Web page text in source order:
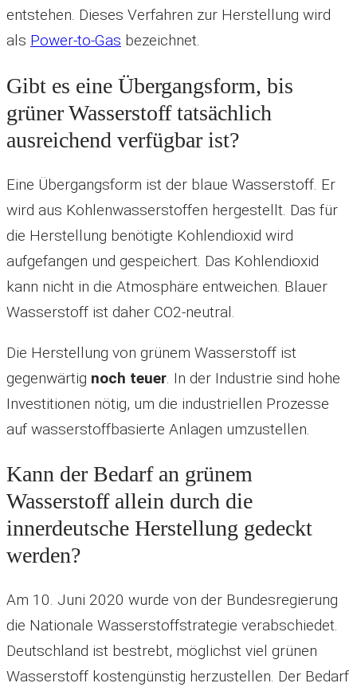
entstehen. Dieses Verfahren zur Herstellung wird
als Power-to-Gas bezeichnet.
Gibt es eine Übergangsform, bis
grüner Wasserstoff tatsächlich
ausreichend verfügbar ist?
Eine Übergangsform ist der blaue Wasserstoff. Er
wird aus Kohlenwasserstoffen hergestellt. Das für
die Herstellung benötigte Kohlendioxid wird
aufgefangen und gespeichert. Das Kohlendioxid
kann nicht in die Atmosphäre entweichen. Blauer
Wasserstoff ist daher CO2-neutral.
Die Herstellung von grünem Wasserstoff ist
gegenwärtig noch teuer. In der Industrie sind hohe
Investitionen nötig, um die industriellen Prozesse
auf wasserstoffbasierte Anlagen umzustellen.
Kann der Bedarf an grünem
Wasserstoff allein durch die
innerdeutsche Herstellung gedeckt
werden?
Am 10. Juni 2020 wurde von der Bundesregierung
die Nationale Wasserstoffstrategie verabschiedet.
Deutschland ist bestrebt, möglichst viel grünen
Wasserstoff kostengünstig herzustellen. Der Bedarf